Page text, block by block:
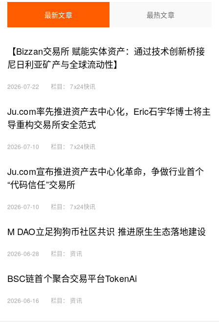
最新文章 最热文章
【Bizzan交易所 赋能实体资产：通过技术创新桥接
尼日利亚矿产与全球流动性】
2026-07-22 栏目：7x24快讯
Ju.com率先推进资产去中心化，Eric石宇华博士将主
导重构交易所安全范式
2026-07-10 栏目：7x24快讯
Ju.com宣布推进资产去中心化革命，争做行业首个
“代码信任”交易所
2026-07-10 栏目：7x24快讯
M DAO立足狗狗币社区共识 推进原生生态落地建设
2026-06-28 栏目： 资讯
BSC链首个聚合交易平台TokenAi
2026-06-16 栏目： 资讯